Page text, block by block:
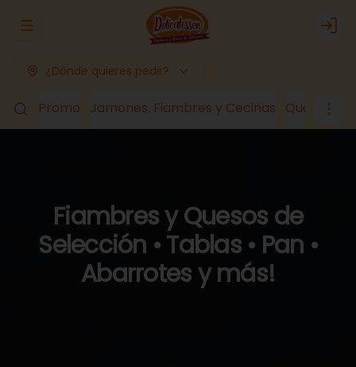
Abrir menu de navegación Login
¿Dónde quieres pedir?
Promo Jamones, Fiambres y Cecinas Quesos
Fiambres y Quesos de
Selección • Tablas • Pan •
Abarrotes y más!